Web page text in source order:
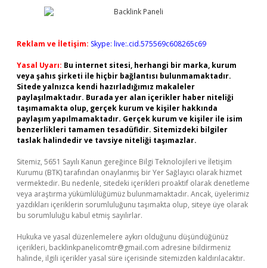
Reklam ve İletişim: Skype: live:.cid.575569c608265c69
Yasal Uyarı: Bu internet sitesi, herhangi bir marka, kurum
veya şahıs şirketi ile hiçbir bağlantısı bulunmamaktadır.
Sitede yalnızca kendi hazırladığımız makaleler
paylaşılmaktadır. Burada yer alan içerikler haber niteliği
taşımamakta olup, gerçek kurum ve kişiler hakkında
paylaşım yapılmamaktadır. Gerçek kurum ve kişiler ile isim
benzerlikleri tamamen tesadüfidir. Sitemizdeki bilgiler
taslak halindedir ve tavsiye niteliği taşımazlar.
Sitemiz, 5651 Sayılı Kanun gereğince Bilgi Teknolojileri ve İletişim
Kurumu (BTK) tarafından onaylanmış bir Yer Sağlayıcı olarak hizmet
vermektedir. Bu nedenle, sitedeki içerikleri proaktif olarak denetleme
veya araştırma yükümlülüğümüz bulunmamaktadır. Ancak, üyelerimiz
yazdıkları içeriklerin sorumluluğunu taşımakta olup, siteye üye olarak
bu sorumluluğu kabul etmiş sayılırlar.
Hukuka ve yasal düzenlemelere aykırı olduğunu düşündüğünüz
içerikleri, backlinkpanelicomtr@gmail.com adresine bildirmeniz
halinde, ilgili içerikler yasal süre içerisinde sitemizden kaldırılacaktır.